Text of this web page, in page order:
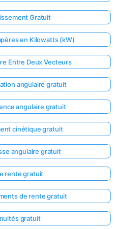
Gratuit
en Kilowatts (kW)
Entre Deux Vecteurs
angulaire gratuit
angulaire gratuit
cinétique gratuit
angulaire gratuit
rente gratuit
de rente gratuit
gratuit